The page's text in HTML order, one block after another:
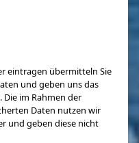
eintragen übermitteln Sie
und geben uns das
Die im Rahmen der
Daten nutzen wir
und geben diese nicht